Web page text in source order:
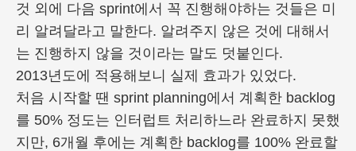
것 외에 다음 sprint에서 꼭 진행해야하는 것들은 미
리 알려달라고 말한다. 알려주지 않은 것에 대해서
는 진행하지 않을 것이라는 말도 덧붙인다.
2013년도에 적용해보니 실제 효과가 있었다.
처음 시작할 땐 sprint planning에서 계획한 backlog
를 50% 정도는 인터럽트 처리하느라 완료하지 못했
지만, 6개월 후에는 계획한 backlog를 100% 완료할